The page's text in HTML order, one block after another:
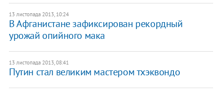
13 листопада 2013, 10:24
В Афганистане зафиксирован рекордный
урожай опийного мака
13 листопада 2013, 08:41
Путин стал великим мастером тхэквондо